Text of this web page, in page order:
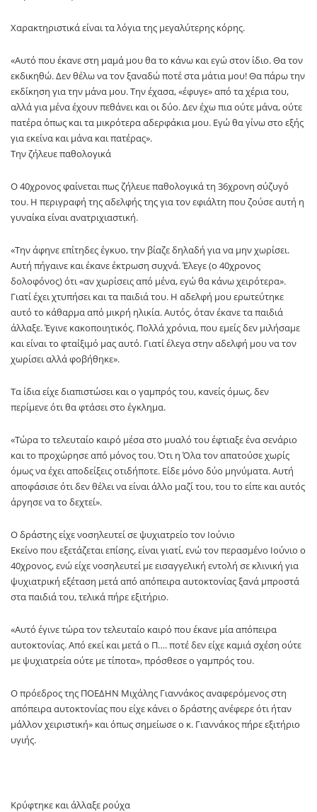
Χαρακτηριστικά είναι τα λόγια της μεγαλύτερης κόρης.
«Αυτό που έκανε στη μαμά μου θα το κάνω και εγώ στον ίδιο. Θα τον
εκδικηθώ. Δεν θέλω να τον ξαναδώ ποτέ στα μάτια μου! Θα πάρω την
εκδίκηση για την μάνα μου. Την έχασα, «έφυγε» από τα χέρια του,
αλλά για μένα έχουν πεθάνει και οι δύο. Δεν έχω πια ούτε μάνα, ούτε
πατέρα όπως και τα μικρότερα αδερφάκια μου. Εγώ θα γίνω στο εξής
για εκείνα και μάνα και πατέρας».
Την ζήλευε παθολογικά
Ο 40χρονος φαίνεται πως ζήλευε παθολογικά τη 36χρονη σύζυγό
του. Η περιγραφή της αδελφής της για τον εφιάλτη που ζούσε αυτή η
γυναίκα είναι ανατριχιαστική.
«Την άφηνε επίτηδες έγκυο, την βίαζε δηλαδή για να μην χωρίσει.
Αυτή πήγαινε και έκανε έκτρωση συχνά. Έλεγε (ο 40χρονος
δολοφόνος) ότι «αν χωρίσεις από μένα, εγώ θα κάνω χειρότερα».
Γιατί έχει χτυπήσει και τα παιδιά του. Η αδελφή μου ερωτεύτηκε
αυτό το κάθαρμα από μικρή ηλικία. Αυτός, όταν έκανε τα παιδιά
άλλαξε. Έγινε κακοποιητικός. Πολλά χρόνια, που εμείς δεν μιλήσαμε
και είναι το φταίξιμό μας αυτό. Γιατί έλεγα στην αδελφή μου να τον
χωρίσει αλλά φοβήθηκε».
Τα ίδια είχε διαπιστώσει και ο γαμπρός του, κανείς όμως, δεν
περίμενε ότι θα φτάσει στο έγκλημα.
«Τώρα το τελευταίο καιρό μέσα στο μυαλό του έφτιαξε ένα σενάριο
και το προχώρησε από μόνος του. Ότι η Όλα τον απατούσε χωρίς
όμως να έχει αποδείξεις οτιδήποτε. Είδε μόνο δύο μηνύματα. Αυτή
αποφάσισε ότι δεν θέλει να είναι άλλο μαζί του, του το είπε και αυτός
άργησε να το δεχτεί».
Ο δράστης είχε νοσηλευτεί σε ψυχιατρείο τον Ιούνιο
Εκείνο που εξετάζεται επίσης, είναι γιατί, ενώ τον περασμένο Ιούνιο ο
40χρονος, ενώ είχε νοσηλευτεί με εισαγγελική εντολή σε κλινική για
ψυχιατρική εξέταση μετά από απόπειρα αυτοκτονίας ξανά μπροστά
στα παιδιά του, τελικά πήρε εξιτήριο.
«Αυτό έγινε τώρα τον τελευταίο καιρό που έκανε μία απόπειρα
αυτοκτονίας. Από εκεί και μετά ο Π…. ποτέ δεν είχε καμιά σχέση ούτε
με ψυχιατρεία ούτε με τίποτα», πρόσθεσε ο γαμπρός του.
Ο πρόεδρος της ΠΟΕΔΗΝ Μιχάλης Γιαννάκος αναφερόμενος στη
απόπειρα αυτοκτονίας που είχε κάνει ο δράστης ανέφερε ότι ήταν
μάλλον χειριστική» και όπως σημείωσε ο κ. Γιαννάκος πήρε εξιτήριο
υγιής.
Κρύφτηκε και άλλαξε ρούχα